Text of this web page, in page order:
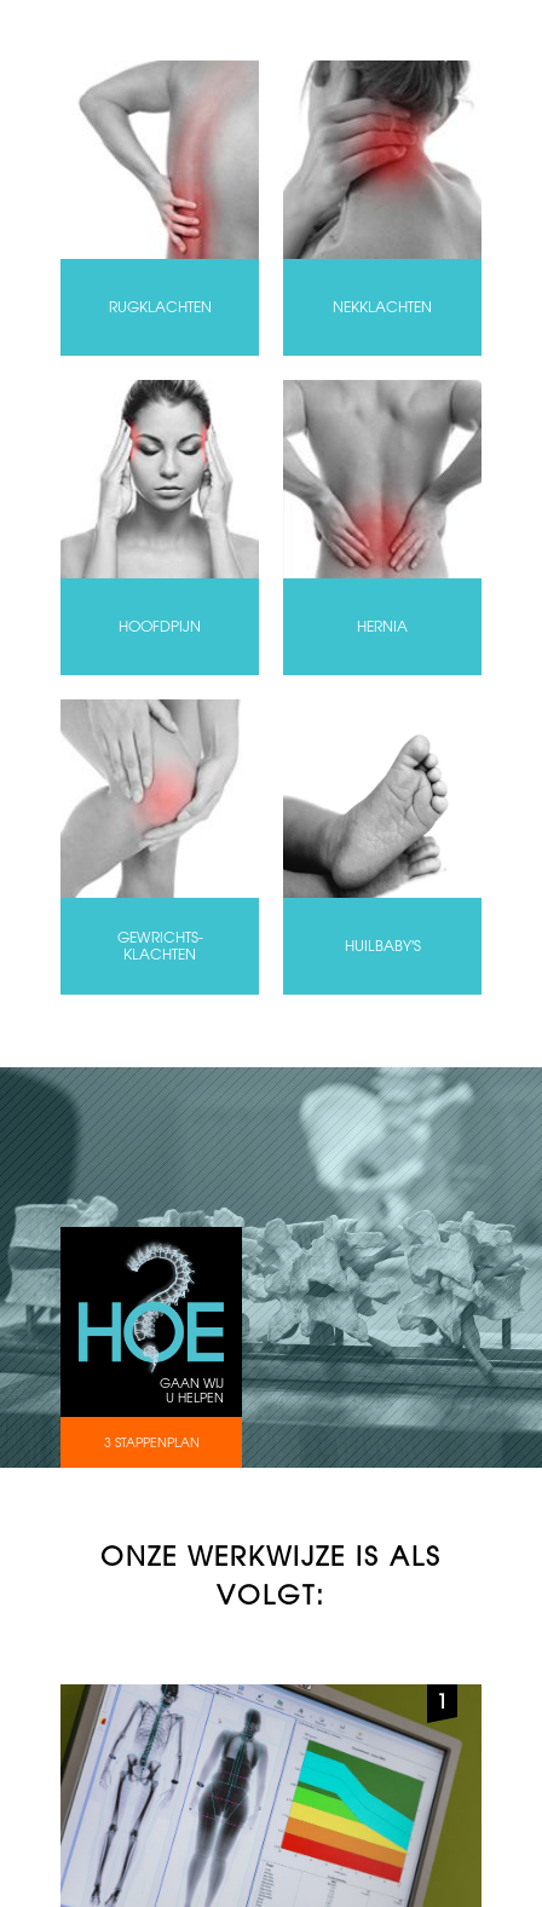
RUGKLACHTEN NEKKLACHTEN
HOOFDPIJN HERNIA
GEWRICHTS-
KLACHTEN
HUILBABY'S
GAAN WIJ
U HELPEN
3 STAPPENPLAN
ONZE WERKWIJZE IS ALS
VOLGT: